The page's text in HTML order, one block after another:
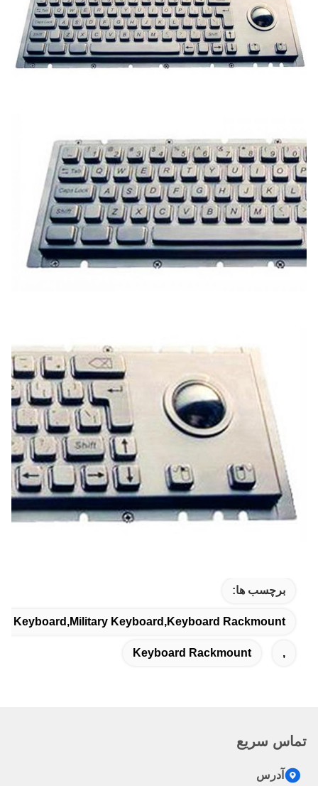
برچسب ها:
Keyboard,military Keyboard,keyboard Rackmount
,
Keyboard Rackmount
تماس سریع
آدرس